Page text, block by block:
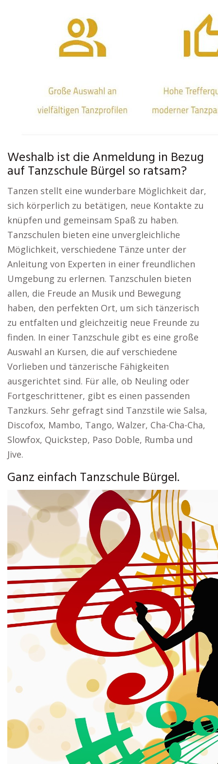
Weshalb ist die Anmeldung in Bezug
auf Tanzschule Bürgel so ratsam?
Tanzen stellt eine wunderbare Möglichkeit dar,
sich körperlich zu betätigen, neue Kontakte zu
knüpfen und gemeinsam Spaß zu haben.
Tanzschulen bieten eine unvergleichliche
Möglichkeit, verschiedene Tänze unter der
Anleitung von Experten in einer freundlichen
Umgebung zu erlernen. Tanzschulen bieten
allen, die Freude an Musik und Bewegung
haben, den perfekten Ort, um sich tänzerisch
zu entfalten und gleichzeitig neue Freunde zu
finden. In einer Tanzschule gibt es eine große
Auswahl an Kursen, die auf verschiedene
Vorlieben und tänzerische Fähigkeiten
ausgerichtet sind. Für alle, ob Neuling oder
Fortgeschrittener, gibt es einen passenden
Tanzkurs. Sehr gefragt sind Tanzstile wie Salsa,
Discofox, Mambo, Tango, Walzer, Cha-Cha-Cha,
Slowfox, Quickstep, Paso Doble, Rumba und
Jive.
Ganz einfach Tanzschule Bürgel.